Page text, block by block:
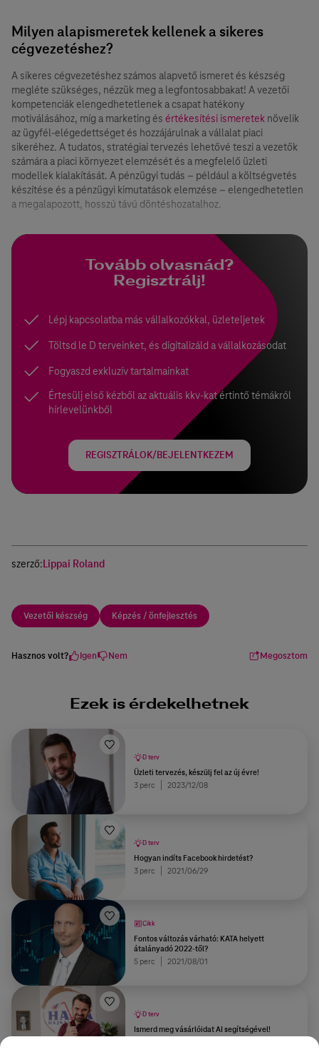
Milyen alapismeretek kellenek a sikeres
cégvezetéshez?
A sikeres cégvezetéshez számos alapvető ismeret és készség
megléte szükséges, nézzük meg a legfontosabbakat! A vezetői
kompetenciák elengedhetetlenek a csapat hatékony
motiválásához, míg a marketing és értékesítési ismeretek növelik
az ügyfél-elégedettséget és hozzájárulnak a vállalat piaci
sikeréhez. A tudatos, stratégiai tervezés lehetővé teszi a vezetők
számára a piaci környezet elemzését és a megfelelő üzleti
modellek kialakítását. A pénzügyi tudás – például a költségvetés
készítése és a pénzügyi kimutatások elemzése – elengedhetetlen
a megalapozott, hosszú távú döntéshozatalhoz.
Tovább olvasnád?
Regisztrálj!
Lépj kapcsolatba más vállalkozókkal, üzleteljetek
Töltsd le D terveinket, és digitalizáld a vállalkozásodat
Fogyaszd exkluzív tartalmainkat
Értesülj első kézből az aktuális kkv-kat értintő témákról
hírlevelünkből
REGISZTRÁLOK/BEJELENTKEZEM
szerző:Lippai Roland
Vezetői készség Képzés / önfejlesztés
Hasznos volt? Igen Nem Megosztom
Ezek is érdekelhetnek
D terv
Üzleti tervezés, készülj fel az új évre!
3 perc
2023/12/08
D terv
Hogyan indíts Facebook hirdetést?
3 perc
2021/06/29
Cikk
Fontos változás várható: KATA helyett
átalányadó 2022-től?
5 perc
2021/08/01
D terv
Ismerd meg vásárlóidat AI segítségével!